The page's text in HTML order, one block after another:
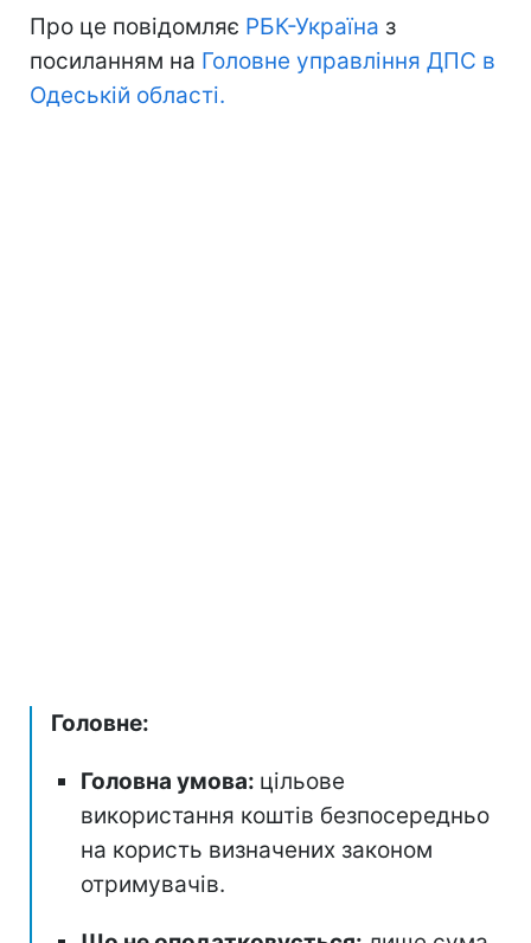
Про це повідомляє РБК-Україна з
посиланням на Головне управління ДПС в
Одеській області.
Головне:
Головна умова: цільове
використання коштів безпосередньо
на користь визначених законом
отримувачів.